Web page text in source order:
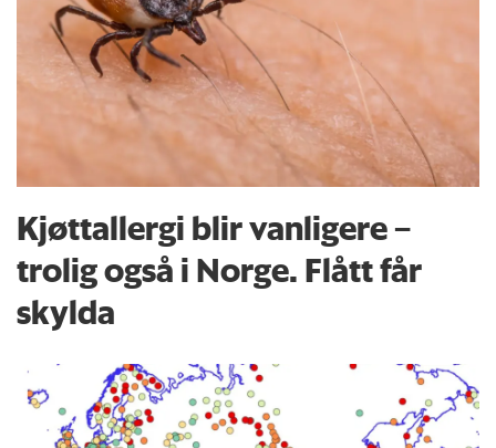
Kjøttallergi blir vanligere –
trolig også i Norge. Flått får
skylda